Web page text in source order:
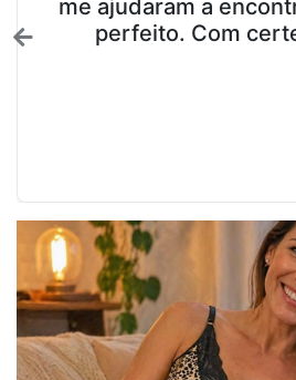
me ajudaram a
perfeito. Com